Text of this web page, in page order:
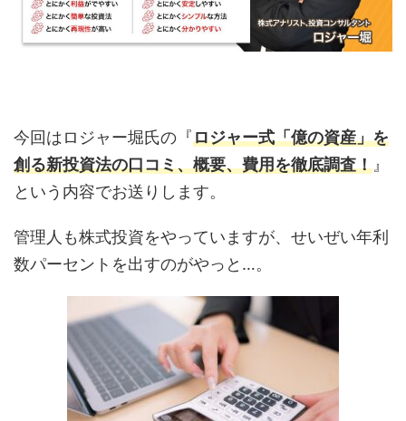
今回はロジャー堀氏の『ロジャー式「億の資産」を
創る新投資法の口コミ、概要、費用を徹底調査！ 』
という内容でお送りします。
管理人も株式投資をやっていますが、せいぜい年利
数パーセントを出すのがやっと…。